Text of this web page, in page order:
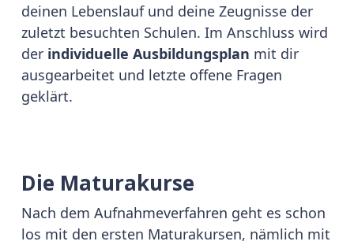
deinen Lebenslauf und deine Zeugnisse der
zuletzt besuchten Schulen. Im Anschluss wird
der individuelle Ausbildungsplan mit dir
ausgearbeitet und letzte offene Fragen
geklärt.
Die Maturakurse
Nach dem Aufnahmeverfahren geht es schon
los mit den ersten Maturakursen, nämlich mit